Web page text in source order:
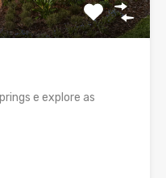
e explore as